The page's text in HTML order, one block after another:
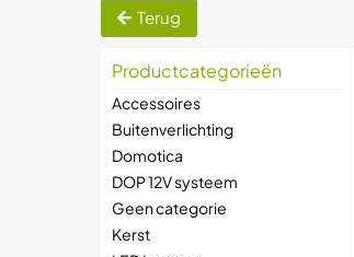
Terug
Productcategorieën
Accessoires
Buitenverlichting
Domotica
DOP 12V systeem
Geen categorie
Kerst